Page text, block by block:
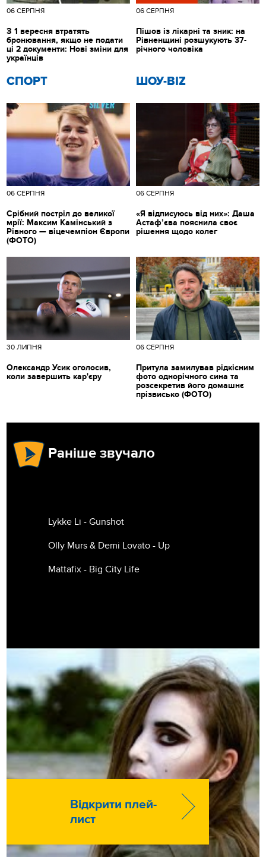
СПОРТ
06 СЕРПНЯ
Срібний постріл до великої
мрії: Максим Камінський з
Рівного — віцечемпіон Європи
(ФОТО)
ШОУ-BIZ
06 СЕРПНЯ
«Я відписуюсь від них»: Даша
Астаф’єва пояснила своє
рішення щодо колег
06 СЕРПНЯ
З 1 вересня втратять
бронювання, якщо не подати
ці 2 документи: Нові зміни для
українців
06 СЕРПНЯ
Пішов із лікарні та зник: на
Рівненщині розшукують 37-
річного чоловіка
30 ЛИПНЯ
Олександр Усик оголосив,
коли завершить кар'єру
06 СЕРПНЯ
Притула замилував рідкісним
фото однорічного сина та
розсекретив його домашнє
прізвисько (ФОТО)
Раніше звучало
Lykke Li - Gunshot
Olly Murs & Demi Lovato - Up
Mattafix - Big City Life
Відкрити плей-
лист